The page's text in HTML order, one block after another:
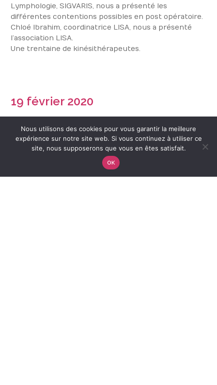
Lymphologie, SIGVARIS, nous a présenté les
différentes contentions possibles en post opératoire.
Chloé Ibrahim, coordinatrice LISA, nous a présenté
l’association LISA.
Une trentaine de kinésithérapeutes.
19 février 2020
du RKS. Une grande réussite.
Présentation par les chirurgiens sénologues,
Francoise Soffray et Philippe Tribondeau sur les
différentes techniques chirurgicales de
reconstruction.
Nous utilisons des cookies pour vous garantir la meilleure
expérience sur notre site web. Si vous continuez à utiliser ce
site, nous supposerons que vous en êtes satisfait.
OK